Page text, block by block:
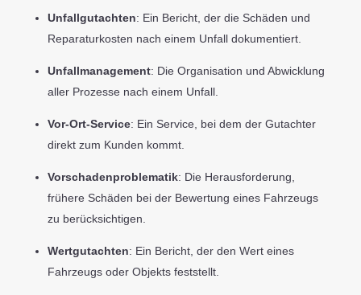
Unfallgutachten: Ein Bericht, der die Schäden und
Reparaturkosten nach einem Unfall dokumentiert.
Unfallmanagement: Die Organisation und Abwicklung
aller Prozesse nach einem Unfall.
Vor-Ort-Service: Ein Service, bei dem der Gutachter
direkt zum Kunden kommt.
Vorschadenproblematik: Die Herausforderung,
frühere Schäden bei der Bewertung eines Fahrzeugs
zu berücksichtigen.
Wertgutachten: Ein Bericht, der den Wert eines
Fahrzeugs oder Objekts feststellt.